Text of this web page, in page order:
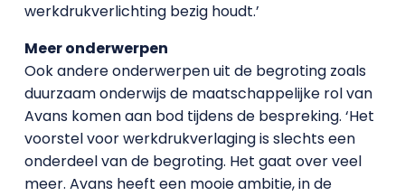
werkdrukverlichting bezig houdt.’
Meer onderwerpen
Ook andere onderwerpen uit de begroting zoals
duurzaam onderwijs de maatschappelijke rol van
Avans komen aan bod tijdens de bespreking. ‘Het
voorstel voor werkdrukverlaging is slechts een
onderdeel van de begroting. Het gaat over veel
meer. Avans heeft een mooie ambitie, in de